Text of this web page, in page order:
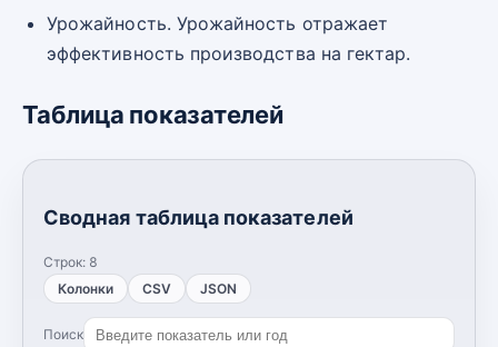
Урожайность. Урожайность отражает
эффективность производства на гектар.
Таблица показателей
Сводная таблица показателей
Строк: 8
Колонки
CSV JSON
Поиск